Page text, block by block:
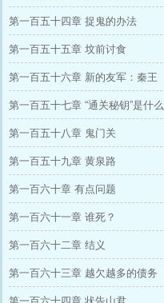
第一百五十四章 捉鬼的办法
第一百五十五章 坟前讨食
第一百五十六章 新的友军：秦王
第一百五十七章 “通关秘钥”是什么
第一百五十八章 鬼门关
第一百五十九章 黄泉路
第一百六十章 有点问题
第一百六十一章 谁死？
第一百六十二章 结义
第一百六十三章 越欠越多的债务